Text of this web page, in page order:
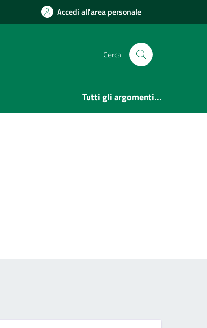
Accedi all'area personale
Cerca
Tutti gli argomenti...